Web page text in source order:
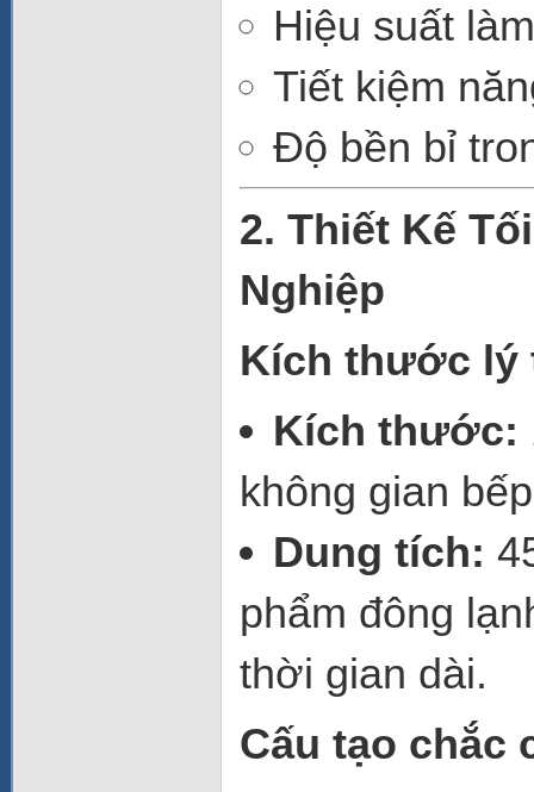
Hiệu suất
Tiết kiệm
Độ bền bỉ
2. Thiết Kế
Nghiệp
Kích thước lý
Kích thước:
không gian
Dung tích:
phẩm đông
thời gian dài.
Cấu tạo chắc